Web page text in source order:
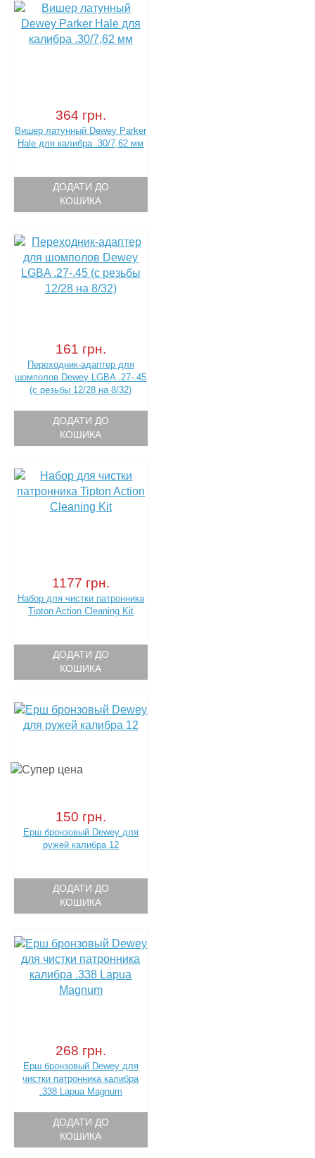
364 грн.
Вишер латунный Dewey Parker
Hale для калибра .30/7,62 мм
ДОДАТИ ДО
КОШИКА
161 грн.
Переходник-адаптер для
шомполов Dewey LGBA .27-.45
(с резьбы 12/28 на 8/32)
ДОДАТИ ДО
КОШИКА
1177 грн.
Набор для чистки патронника
Tipton Action Cleaning Kit
ДОДАТИ ДО
КОШИКА
150 грн.
Ерш бронзовый Dewey для
ружей калибра 12
ДОДАТИ ДО
КОШИКА
268 грн.
Ерш бронзовый Dewey для
чистки патронника калибра
.338 Lapua Magnum
ДОДАТИ ДО
КОШИКА